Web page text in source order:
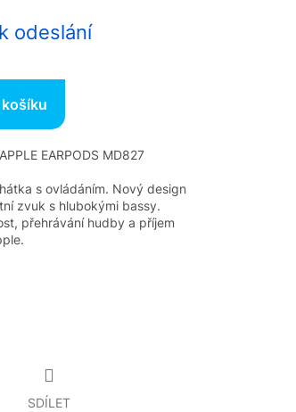
odeslání
EARPODS MD827
s ovládáním. Nový design
zvuk s hlubokými bassy.
přehrávání hudby a příjem
SDÍLET